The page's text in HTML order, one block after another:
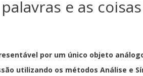
e as coisas
por um único objeto
utilizando os métodos Análise e